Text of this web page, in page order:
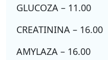
GLUCOZA – 11.00
CREATININA – 16.00
AMYLAZA – 16.00